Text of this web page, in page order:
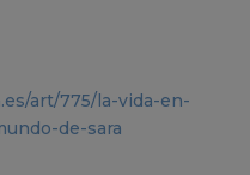
art/775/la-vida-en-
de-sara